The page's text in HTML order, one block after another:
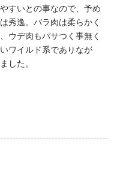
すいとの事なので、予め
秀逸。バラ肉は柔らかく
ウデ肉もパサつく事無く
ワイルド系でありなが
した。